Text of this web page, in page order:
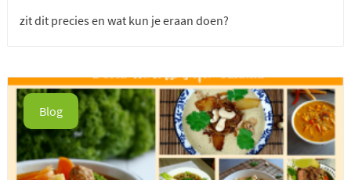
zit dit precies en wat kun je eraan doen?
Blog